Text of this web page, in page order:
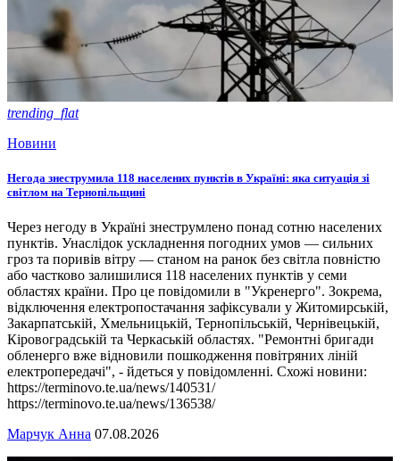
trending_flat
Новини
Негода знеструмила 118 населених пунктів в Україні: яка ситуація зі
світлом на Тернопільщині
Через негоду в Україні знеструмлено понад сотню населених
пунктів. Унаслідок ускладнення погодних умов — сильних
гроз та поривів вітру — станом на ранок без світла повністю
або частково залишилися 118 населених пунктів у семи
областях країни. Про це повідомили в "Укренерго". Зокрема,
відключення електропостачання зафіксували у Житомирській,
Закарпатській, Хмельницькій, Тернопільській, Чернівецькій,
Кіровоградській та Черкаській областях. "Ремонтні бригади
обленерго вже відновили пошкодження повітряних ліній
електропередачі", - йдеться у повідомленні. Схожі новини:
https://terminovo.te.ua/news/140531/
https://terminovo.te.ua/news/136538/
Марчук Анна 07.08.2026